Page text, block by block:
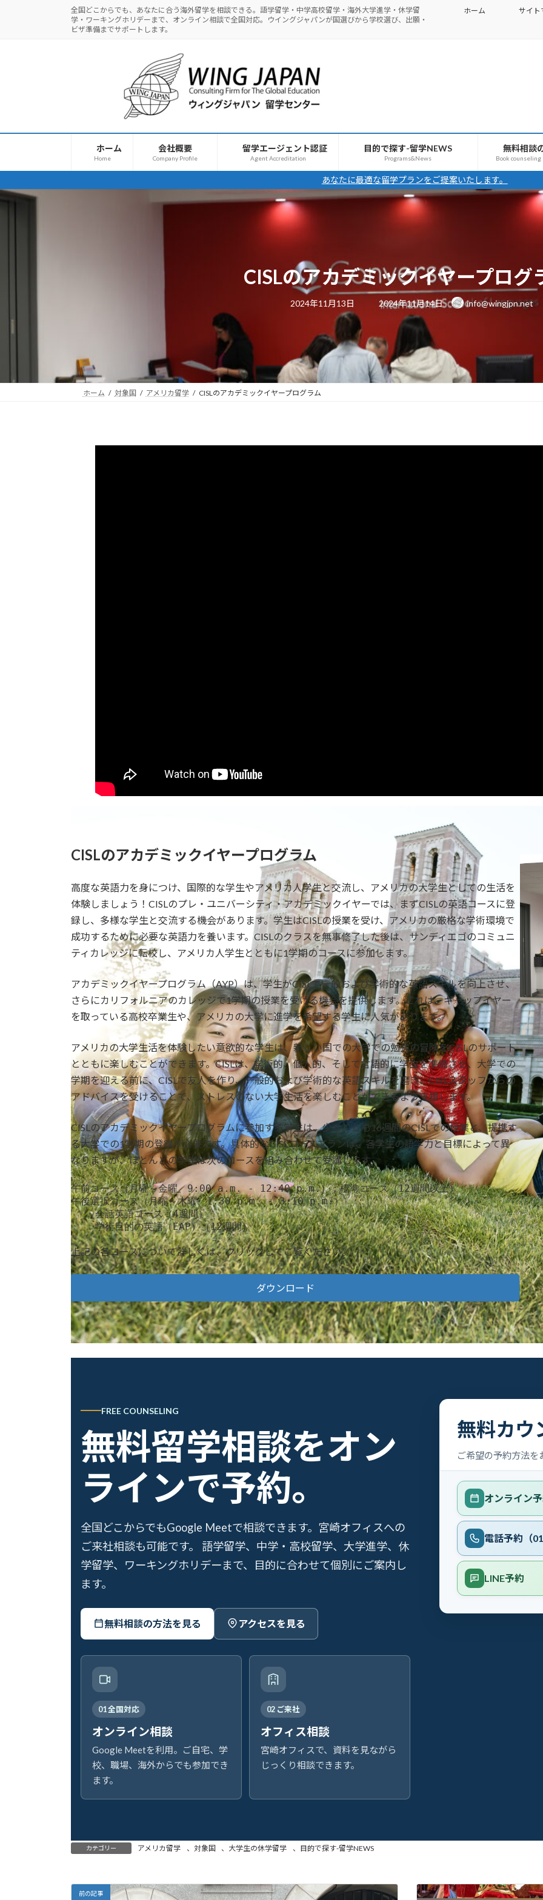
プ
動
全国どこからでも、あなたに合う海外留学を相談できる。語学留学・中学高校留学・海外大学進学・休学留
学・ワーキングホリデーまで、オンライン相談で全国対応。ウイングジャパンが国選びから学校選び、出願・
ビザ準備までサポートします。
ホーム サイト
ホーム
Home
会社概要
Company Profile
留学エージェント認証
Agent Accreditation
目的で探す-留学NEWS
Programs&News
無料相談
Book counseling
あなたに最適な留学プランをご提案いたします。
CISLのアカデミックイヤープログ
2024年11月13日
最
終
時
:
2024年11月14日 info@wingjpn.net
ホーム 対象国 アメリカ留学 CISLのアカデミックイヤープログラム
CISLのアカデミックイヤープログラム
高度な英語力を身につけ、国際的な学生やアメリカ人学生と交流し、アメリカの大学生としての生活を
体験しましょう！CISLのプレ・ユニバーシティ・アカデミックイヤーでは、まずCISLの英語コースに登
録し、多様な学生と交流する機会があります。学生はCISLの授業を受け、アメリカの厳格な学術環境で
成功するために必要な英語力を養います。CISLのクラスを無事修了した後は、サンディエゴのコミュニ
ティカレッジに転校し、アメリカ人学生とともに1学期のコースに参加します。
アカデミックイヤープログラム（AYP）は、学生がCISLで一般および学術的な英語スキルを向上させ、
さらにカリフォルニアのカレッジで1学期の授業を受ける機会を提供します。これは、ギャップイヤー
を取っている高校卒業生や、アメリカの大学に進学を希望する学生に人気があります。
アメリカの大学生活を体験したい意欲的な学生は、新しい国での大学での勉強の冒険をCISLのサポート
とともに楽しむことができます。CISLは、学術的、個人的、そして言語的に学生を準備させ、大学での
学期を迎える前に、CISLで友人を作り、一般的および学術的な英語スキルを磨き、CISLスタッフからの
アドバイスを受けることで、ストレスのない大学生活を楽しむことができるよう支援します。
CISLのアカデミックイヤープログラムに参加する学生は、少なくとも16週間のCISLでの授業と、提携す
る大学での1学期の登録が必要です。具体的なCISLコースプランは、各学生の語学力と目標によって異
なりますが、ほとんどの学生は次のコースを組み合わせて受講します。
午前コース（月曜～金曜、9:00 a.m. - 12:40 p.m.）：標準コース（12週間以上）
午後選択コース（月曜～木曜、1:30 p.m. - 3:10 p.m.）
    会話英語コース（4週間）
    学術目的の英語（EAP）（12週間）
上記の各コースについて詳しくは、クリックしてご覧ください。
ダウンロード
FREE COUNSELING
無料留学相談をオン
ラインで予約。
全国どこからでもGoogle Meetで相談できます。宮崎オフィスへの
ご来社相談も可能です。 語学留学、中学・高校留学、大学進学、休
学留学、ワーキングホリデーまで、目的に合わせて個別にご案内し
ます。
無料相談の方法を見る アクセスを見る
01 全国対応
オンライン相談
Google Meetを利用。ご自宅、学
校、職場、海外からでも参加でき
ます。
02 ご来社
オフィス相談
宮崎オフィスで、資料を見ながら
じっくり相談できます。
無料カウ
ご希望の予約方法を
オンライン
電話予約（
LINE予約
カテゴリー アメリカ留学 、 対象国 、 大学生の休学留学 、 目的で探す-留学NEWS
前の記事